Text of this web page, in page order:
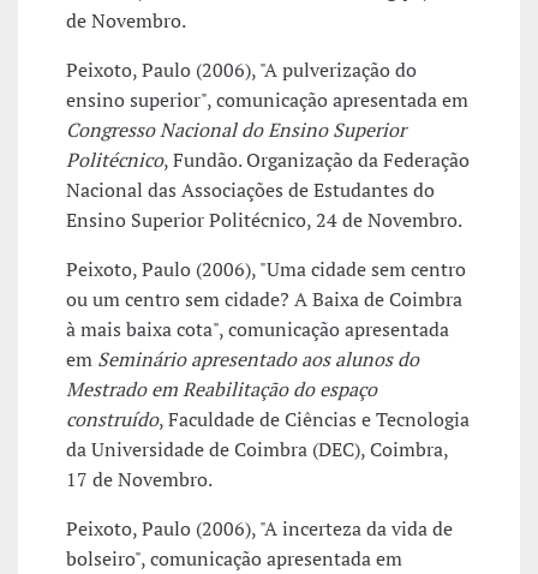
de Novembro.
Peixoto, Paulo (2006), "A pulverização do
ensino superior", comunicação apresentada em
Congresso Nacional do Ensino Superior
Politécnico, Fundão. Organização da Federação
Nacional das Associações de Estudantes do
Ensino Superior Politécnico, 24 de Novembro.
Peixoto, Paulo (2006), "Uma cidade sem centro
ou um centro sem cidade? A Baixa de Coimbra
à mais baixa cota", comunicação apresentada
em Seminário apresentado aos alunos do
Mestrado em Reabilitação do espaço
construído, Faculdade de Ciências e Tecnologia
da Universidade de Coimbra (DEC), Coimbra,
17 de Novembro.
Peixoto, Paulo (2006), "A incerteza da vida de
bolseiro", comunicação apresentada em